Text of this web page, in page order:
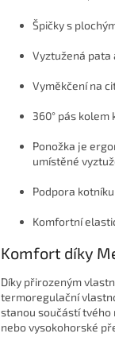
Špičky s
Vyztužená pata
Vyměkčení na
360° pás kolem
Ponožka je
umístěné
Podpora
Komfortní
Komfort díky
Díky přirozeným
termoregulační
stanou součástí
nebo vysokohorské